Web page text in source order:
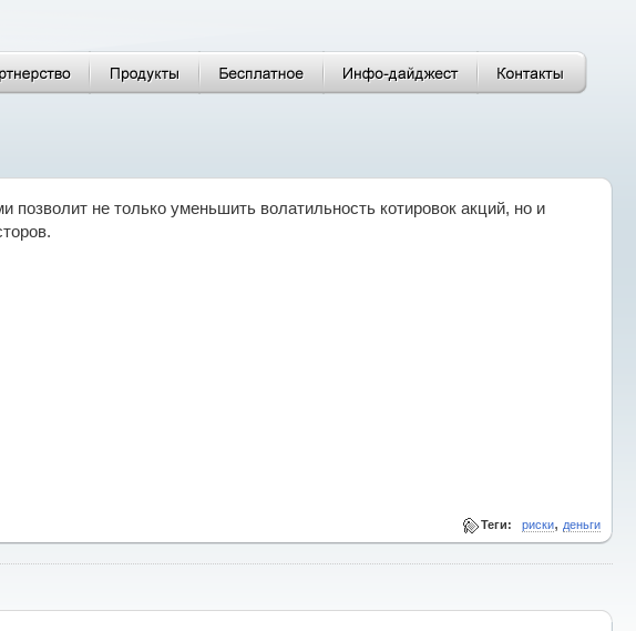
не только уменьшить волатильность котировок акций, но и
Теги: риски, деньги